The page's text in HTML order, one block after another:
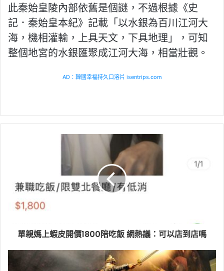
此秦始皇陵內部依舊是個謎，不過根據《史
記．秦始皇本紀》記載「以水銀為百川江河大
海，機相灌輸，上具天文，下具地理」，可知
整個地宮的水銀匯聚成江河大海，相當壯觀。
AD：韓國幸福持久口溶片 isentrips.com
單親媽上蝦皮開價1800陪吃飯 網熱議：可以店到店嗎